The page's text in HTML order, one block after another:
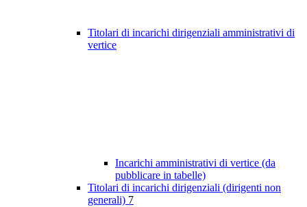
Titolari di incarichi dirigenziali amministrativi di
vertice
Incarichi amministrativi di vertice (da
pubblicare in tabelle)
Titolari di incarichi dirigenziali (dirigenti non
generali) 7